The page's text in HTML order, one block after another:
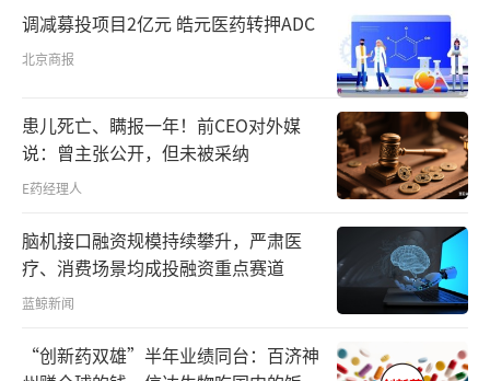
调减募投项目2亿元 皓元医药转押ADC
北京商报
患儿死亡、瞒报一年！前CEO对外媒
说：曾主张公开，但未被采纳
E药经理人
脑机接口融资规模持续攀升，严肃医
疗、消费场景均成投融资重点赛道
蓝鲸新闻
“创新药双雄”半年业绩同台：百济神